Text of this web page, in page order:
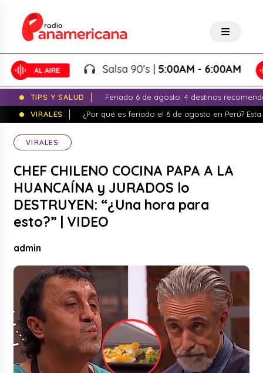
Salsa 90's |5:00AM - 6:00AM
TIPS Y SALUD
Feriado 6 de agosto: 4 destinos
VIRALES
¿Por qué es feriado el 6 de agosto en Perú?
VIRALES
CHEF CHILENO COCINA PAPA A LA
HUANCAÍNA y JURADOS lo
DESTRUYEN: “¿Una hora para
esto?” | VIDEO
admin